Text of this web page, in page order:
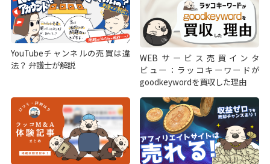
YouTubeチャンネルの売買は違
法？ 弁護士が解説
WEBサービス売買インタ
ビュー：ラッコキーワードが
goodkeywordを買収した理由